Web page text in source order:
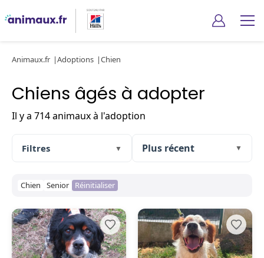
Animaux.fr Adoptions Chien
Chiens âgés à adopter
Il y a 714 animaux à l'adoption
Filtres ▼ ▼
Chien Senior Réinitialiser